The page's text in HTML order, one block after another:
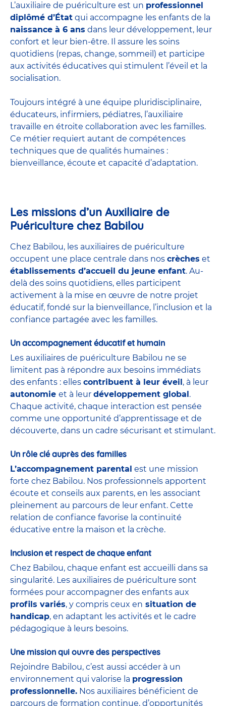
L’auxiliaire de puériculture est un professionnel
diplômé d’État qui accompagne les enfants de la
naissance à 6 ans dans leur développement, leur
confort et leur bien-être. Il assure les soins
quotidiens (repas, change, sommeil) et participe
aux activités éducatives qui stimulent l’éveil et la
socialisation.
Toujours intégré à une équipe pluridisciplinaire,
éducateurs, infirmiers, pédiatres, l’auxiliaire
travaille en étroite collaboration avec les familles.
Ce métier requiert autant de compétences
techniques que de qualités humaines :
bienveillance, écoute et capacité d’adaptation.
Les missions d’un Auxiliaire de
Puériculture chez Babilou
Chez Babilou, les auxiliaires de puériculture
occupent une place centrale dans nos crèches et
établissements d’accueil du jeune enfant. Au-
delà des soins quotidiens, elles participent
activement à la mise en œuvre de notre projet
éducatif, fondé sur la bienveillance, l’inclusion et la
confiance partagée avec les familles.
Un accompagnement éducatif et humain
Les auxiliaires de puériculture Babilou ne se
limitent pas à répondre aux besoins immédiats
des enfants : elles contribuent à leur éveil , à leur
autonomie et à leur développement global .
Chaque activité, chaque interaction est pensée
comme une opportunité d’apprentissage et de
découverte, dans un cadre sécurisant et stimulant.
Un rôle clé auprès des familles
L’accompagnement parental est une mission
forte chez Babilou. Nos professionnels apportent
écoute et conseils aux parents, en les associant
pleinement au parcours de leur enfant. Cette
relation de confiance favorise la continuité
éducative entre la maison et la crèche.
Inclusion et respect de chaque enfant
Chez Babilou, chaque enfant est accueilli dans sa
singularité. Les auxiliaires de puériculture sont
formées pour accompagner des enfants aux
profils variés, y compris ceux en situation de
handicap, en adaptant les activités et le cadre
pédagogique à leurs besoins.
Une mission qui ouvre des perspectives
Rejoindre Babilou, c’est aussi accéder à un
environnement qui valorise la progression
professionnelle. Nos auxiliaires bénéficient de
parcours de formation continue, d’opportunités